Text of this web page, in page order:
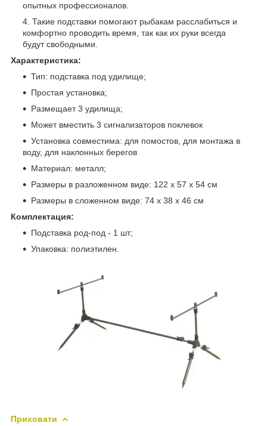
опытных профессионалов.
Такие подставки помогают рыбакам расслабиться и
комфортно проводить время, так как их руки всегда
будут свободными.
Характеристика:
Тип: подставка под удилище;
Простая установка;
Размещает 3 удилища;
Может вместить 3 сигнализаторов поклевок
Установка совместима: для помостов, для монтажа в
воду, для наклонных берегов
Материал: металл;
Размеры в разложенном виде: 122 x 57 x 54 см
Размеры в сложенном виде: 74 х 38 х 46 см
Комплектация:
Подставка род-под - 1 шт;
Упаковка: полиэтилен.
Приховати